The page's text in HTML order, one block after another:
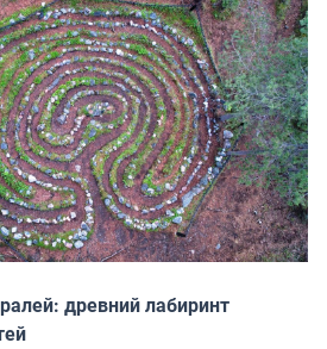
древний лабиринт